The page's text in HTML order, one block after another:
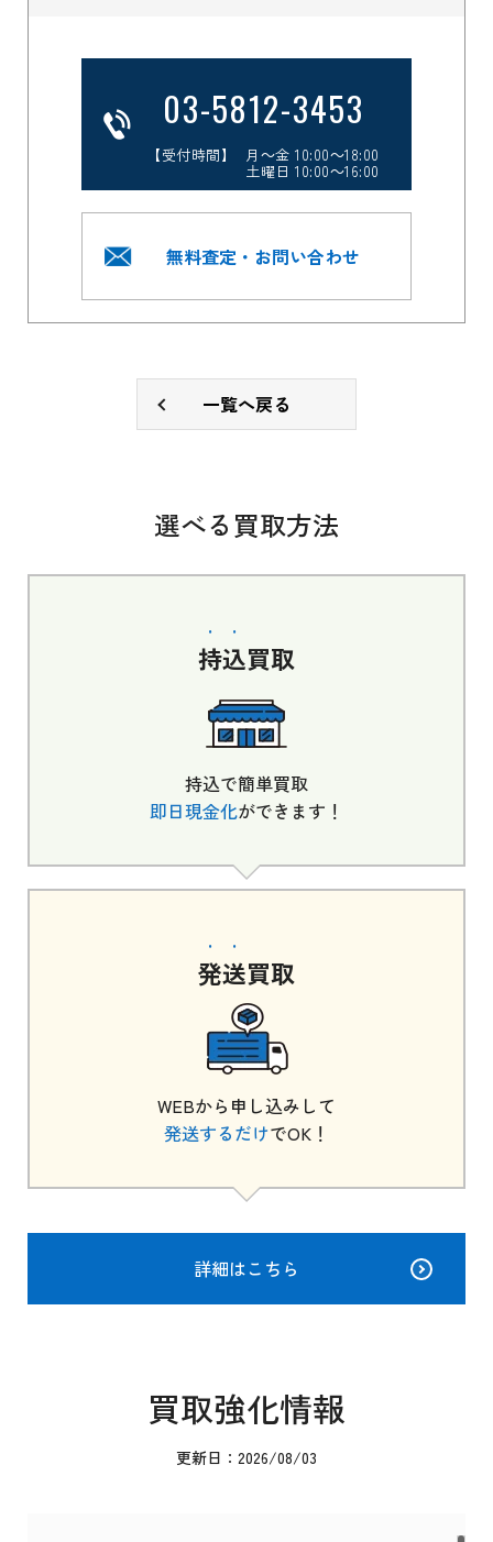
03-5812-3453
【受付時間】 月～金 10:00～18:00
土曜日 10:00～16:00
無料査定・お問い合わせ
一覧へ戻る
選べる買取方法
持込買取
持込で簡単買取
即日現金化ができます！
発送買取
WEBから申し込みして
発送するだけでOK！
詳細はこちら
買取強化情報
更新日：2026/08/03